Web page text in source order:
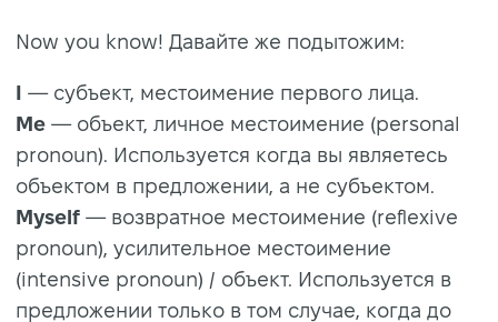
Now you know! Давайте же подытожим:
I — cубъект, местоимение первого лица.
Me — объект, личное местоимение (personal
pronoun). Используется когда вы являетесь
объектом в предложении, а не субъектом.
Myself — возвратное местоимение (reflexive
pronoun), усилительное местоимение
(intensive pronoun) / объект. Используется в
предложении только в том случае, когда до